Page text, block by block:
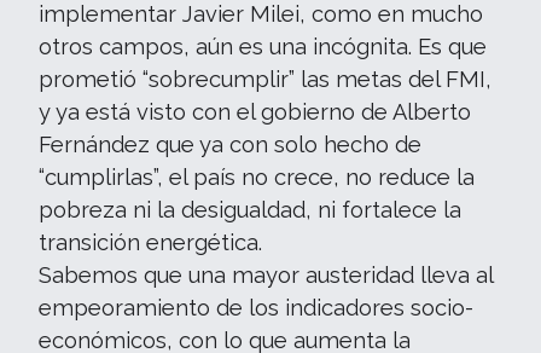
implementar Javier Milei, como en mucho
otros campos, aún es una incógnita. Es que
prometió “sobrecumplir” las metas del FMI,
y ya está visto con el gobierno de Alberto
Fernández que ya con solo hecho de
“cumplirlas”, el país no crece, no reduce la
pobreza ni la desigualdad, ni fortalece la
transición energética.
Sabemos que una mayor austeridad lleva al
empeoramiento de los indicadores socio-
económicos, con lo que aumenta la